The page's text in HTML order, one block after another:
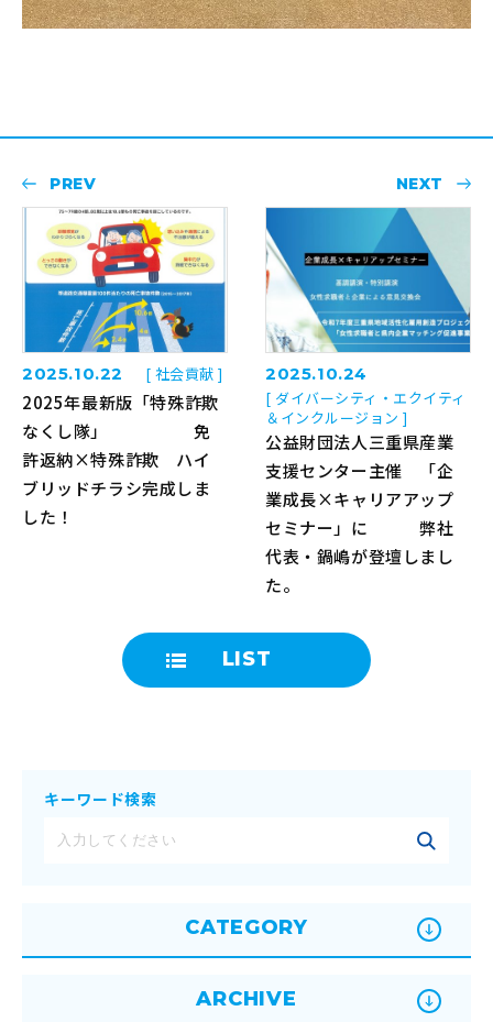
PREV
2025.10.22 [ 社会貢献 ]
2025年最新版「特殊詐欺
なくし隊」 免
許返納×特殊詐欺 ハイ
ブリッドチラシ完成しま
した！
LIST
NEXT
2025.10.24
[ ダイバーシティ・エクイティ
＆インクルージョン ]
公益財団法人三重県産業
支援センター主催 「企
業成長×キャリアアップ
セミナー」に 弊社
代表・鍋嶋が登壇しまし
た。
キーワード検索
CATEGORY
ARCHIVE